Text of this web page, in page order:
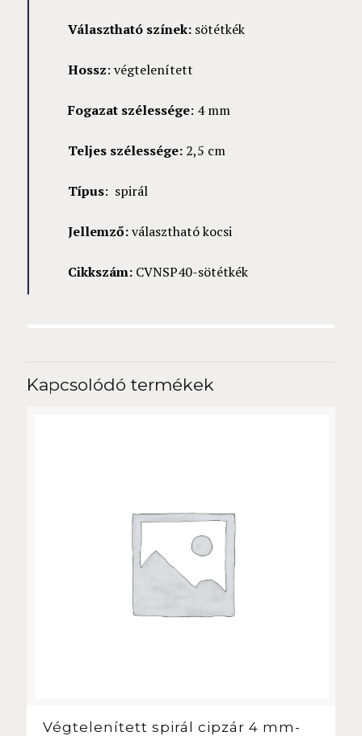
Választható színek: sötétkék
Hossz: végtelenített
Fogazat szélessége: 4 mm
Teljes szélessége: 2,5 cm
Típus: spirál
Jellemző:választható kocsi
Cikkszám: CVNSP40-sötétkék
Kapcsolódó termékek
Végtelenített spirál cipzár 4 mm-